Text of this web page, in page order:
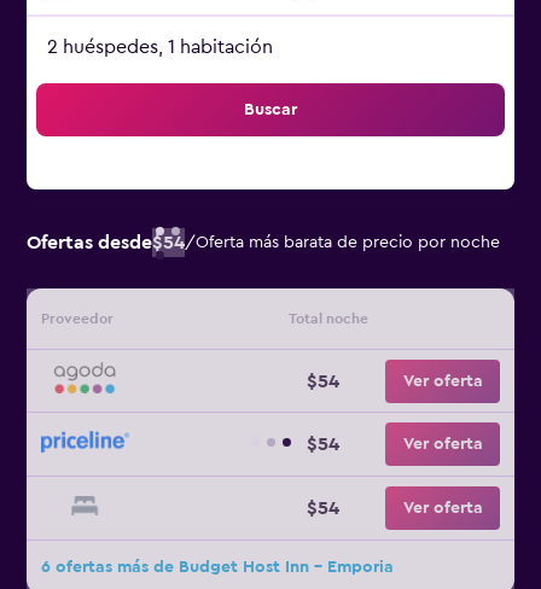
2 huéspedes, 1 habitación
Buscar
Ofertas desde$54/Oferta más barata de precio por noche
Proveedor Total noche
$54 Ver oferta
$54 Ver oferta
$54 Ver oferta
6 ofertas más de Budget Host Inn - Emporia